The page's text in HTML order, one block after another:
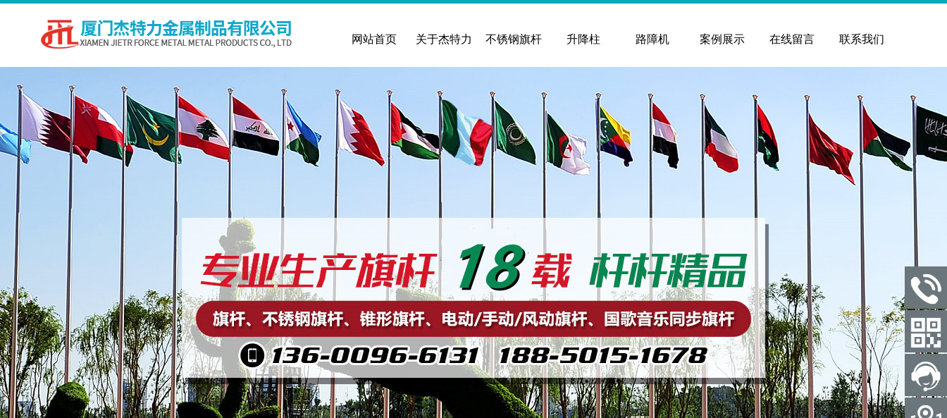
网站首页 关于杰特力 不锈钢旗杆 升降柱 路障机 案例展示 在线留言 联系我们